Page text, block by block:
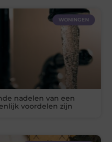
WONINGEN
nadelen van een
voordelen zijn